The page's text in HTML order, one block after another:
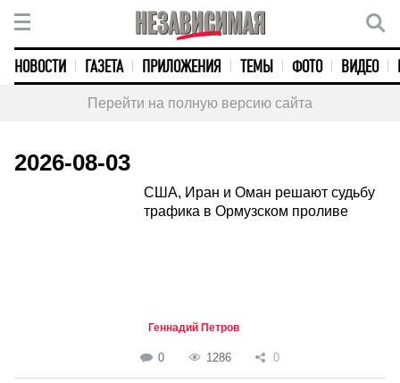
НОВОСТИ ГАЗЕТА ПРИЛОЖЕНИЯ ТЕМЫ ФОТО ВИДЕО
Перейти на полную версию сайта
2026-08-03
США, Иран и Оман решают судьбу
трафика в Ормузском проливе
Геннадий Петров
0 1286 0